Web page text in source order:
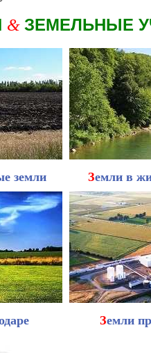
& ЗЕМЕЛЬНЫЕ
земли Земли в
Земли